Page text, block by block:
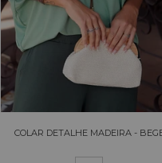
COLAR DETALHE MADEIRA -